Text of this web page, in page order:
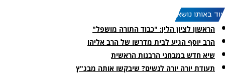
עוד באותו נושא:
הראשון לציון הלין: "כבוד התורה מושפל"
הרב יוסף הגיע לבית מדרשו של הרב אליהו
שיא חדש במבחני הרבנות הראשית
תעודת יורה יורה לנשים? שיבקשו אותה מבג"ץ